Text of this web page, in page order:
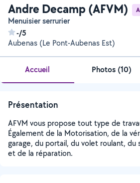
Andre Decamp (AFVM)
Menuisier serrurier
-/5
Aubenas (Le Pont-Aubenas Est)
Accueil Photos (10)
Présentation
AFVM vous propose tout type de
Également de la Motorisation, de la
garage, du portail, du volet roulant, du
et de la réparation.